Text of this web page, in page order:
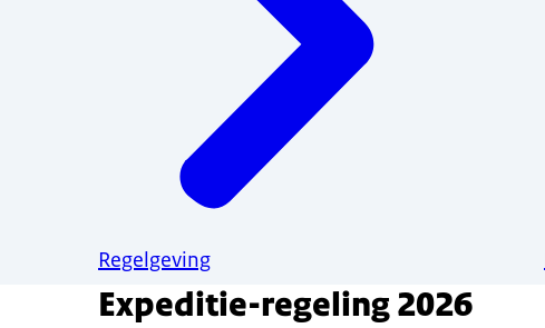
Regelgeving
Expeditie-regeling 2026